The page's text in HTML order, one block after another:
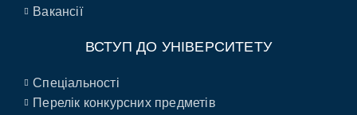
Вакансії
ВСТУП ДО УНІВЕРСИТЕТУ
Спеціальності
Перелік конкурсних предметів